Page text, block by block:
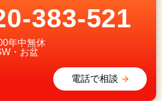
383-521
年中無休
・お盆
電話で相談